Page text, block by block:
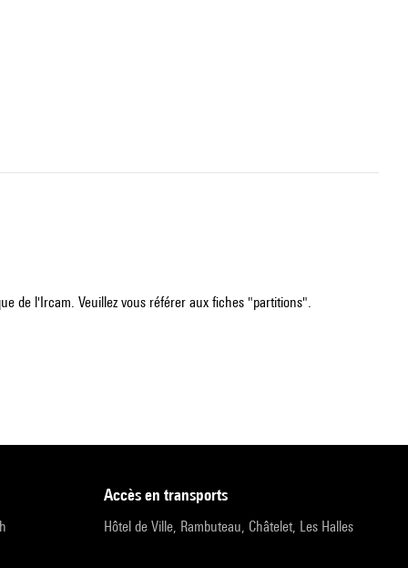
de l'Ircam. Veuillez vous référer aux fiches "partitions".
accès en transports
Hôtel de Ville, Rambuteau, Châtelet, Les Halles